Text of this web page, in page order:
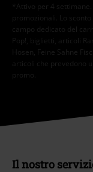
*Attivo per 4
promozionali. Lo
campo dedicato del
Pop!, biglietti, articoli
Hosen, Feine Sahne
articoli che prevedono
promo.
Il nostro